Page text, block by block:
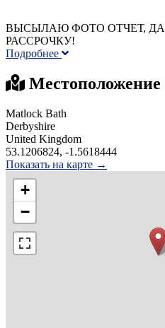
ВЫСЫЛАЮ ФОТО ОТЧЕТ,
РАССРОЧКУ!
Подробнее
Местоположение
Matlock Bath
Derbyshire
United Kingdom
53.1206824, -1.5618444
Показать на карте →
+
−